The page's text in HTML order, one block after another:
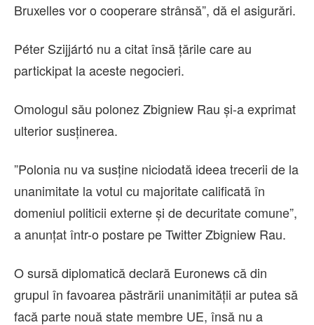
Bruxelles vor o cooperare strânsă”, dă el asigurări.
Péter Szijjártó nu a citat însă ţările care au
partickipat la aceste negocieri.
Omologul său polonez Zbigniew Rau şi-a exprimat
ulterior susţinerea.
”Polonia nu va susţine niciodată ideea trecerii de la
unanimitate la votul cu majoritate calificată în
domeniul politicii externe şi de decuritate comune”,
a anunţat într-o postare pe Twitter Zbigniew Rau.
O sursă diplomatică declară Euronews că din
grupul în favoarea păstrării unanimităţii ar putea să
facă parte nouă state membre UE, însă nu a